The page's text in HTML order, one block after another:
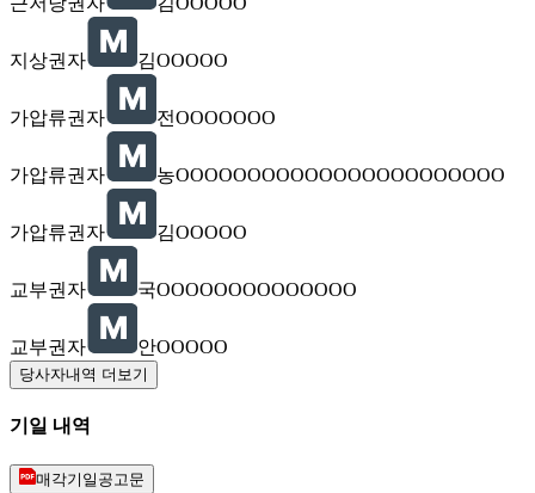
지상권자 김OOOOO
가압류권자 전OOOOOOO
가압류권자 농OOOOOOOOOOOOOOOOOOOOOOO
가압류권자 김OOOOO
교부권자 국OOOOOOOOOOOOOO
교부권자 안OOOOO
당사자내역 더보기
기일 내역
매각기일공고문